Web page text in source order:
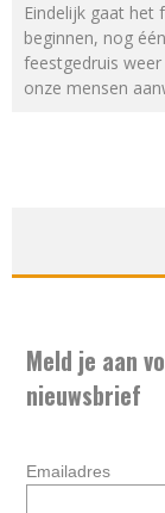
Eindelijk gaat het
beginnen, nog
feestgedruis
onze mensen
Meld je aan
nieuwsbrief
Emailadres